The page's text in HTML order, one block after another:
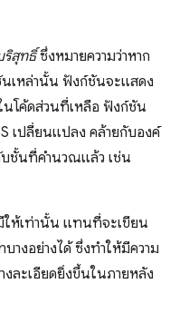
ริสุทธิ์ซึ่งหมายความว่าหาก
เหล่านั้น ฟังก์ชันจะแสดง
นโค้ดส่วนที่เหลือ ฟังก์ชัน
เปลี่ยนแปลง คล้ายกับองค์
บชั้นที่คำนวณแล้ว เช่น
ห้เท่านั้น แทนที่จะเขียน
งอย่างได้ ซึ่งทำให้มีความ
งละเอียดยิ่งขึ้นในภายหลัง